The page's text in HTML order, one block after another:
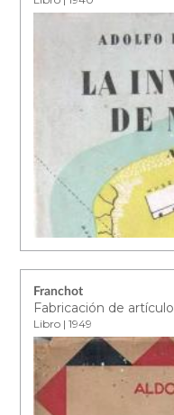
Franchot
Libro | 1949